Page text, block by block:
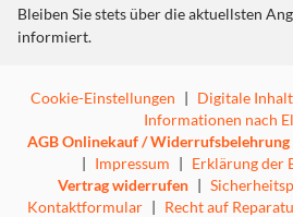
Bleiben Sie stets über die aktuellsten
informiert.
Cookie-Einstellungen | Digitale
Informationen nach
AGB Onlinekauf / Widerrufsbelehrung
| Impressum | Erklärung der
Vertrag widerrufen |
Kontaktformular | Recht auf